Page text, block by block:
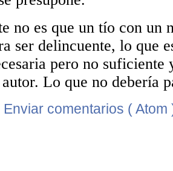
Enviar comentarios ( Atom